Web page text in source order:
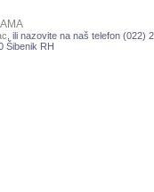
, ili nazovite na naš telefon (022)
Šibenik RH